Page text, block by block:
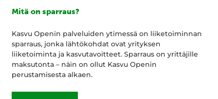
Mitä on sparraus?
Kasvu Openin palveluiden ytimessä on liiketoiminnan
sparraus, jonka lähtökohdat ovat yrityksen
liiketoiminta ja kasvutavoitteet. Sparraus on yrittäjille
maksutonta – näin on ollut Kasvu Openin
perustamisesta alkaen.